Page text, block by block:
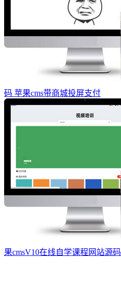
码 苹果cms带商城投屏支付
果cmsV10在线自学课程网站源码